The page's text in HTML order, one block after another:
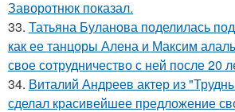
Заворотнюк показал.
33. Татьяна Буланова поделилась
как ее танцоры Алена и Максим
свое сотрудничество с ней после 20
34. Виталий Андреев актер из
сделал красивейшее предложение